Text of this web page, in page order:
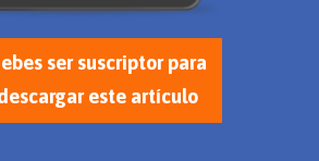
ser suscriptor para
este artículo